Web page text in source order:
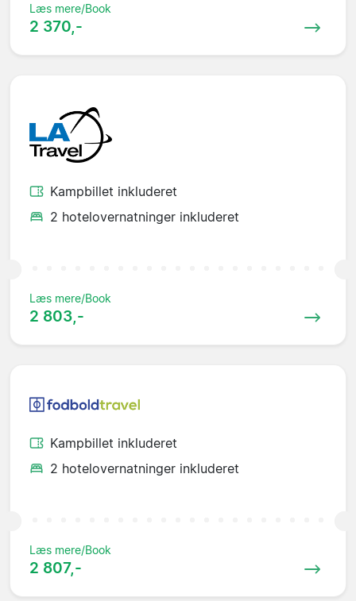
Læs mere/Book
2 370,-
Kampbillet inkluderet
2 hotelovernatninger inkluderet
Læs mere/Book
2 803,-
Kampbillet inkluderet
2 hotelovernatninger inkluderet
Læs mere/Book
2 807,-